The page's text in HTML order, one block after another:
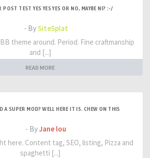
POST TEST YES YES YES OR NO, MAYBE NI? :-/
- BySiteSplat
theme around. Period. Fine craftmanship
and [...]
READ MORE
A SUPER MOD? WELL HERE IT IS. CHEW ON THIS
- ByJane lou
here. Content tag, SEO, listing, Pizza and
spaghetti [...]